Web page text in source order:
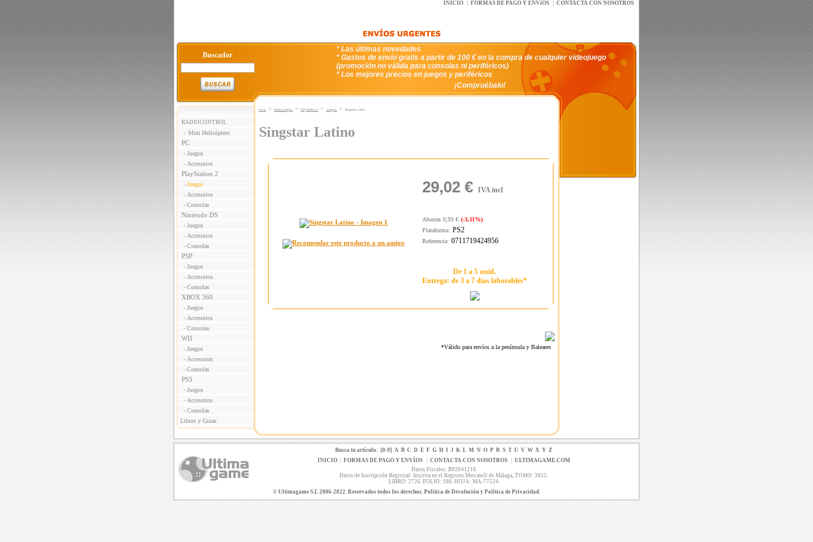
INICIO FORMAS DE PAGO Y ENVíOS CONTACTA CON NOSOTROS
Buscador
* Las últimas novedades
* Gastos de envío gratis a partir de 100 € en la compra de cualquier videojuego
(promoción no válida para consolas ni periféricos)
* Los mejores precios en juegos y periféricos
¡Compruébalo!
RADIOCONTROL
- Mini Helicóptero
PC
- Juegos
- Accesorios
PlayStation 2
- Juegos
- Accesorios
- Consolas
Nintendo DS
- Juegos
- Accesorios
- Consolas
PSP
- Juegos
- Accesorios
- Consolas
XBOX 360
- Juegos
- Accesorios
- Consolas
WII
- Juegos
- Accesorios
- Consolas
PS3
- Juegos
- Accesorios
- Consolas
Libros y Guias
Inicio > VideoJuegos > PlayStation 2 > Juegos > Singstar Latino
Singstar Latino
29,02 € IVA incl
Ahorras 0,93 € (-3,11%)
Plataforma: PS2
Referencia: 0711719424956
De 1 a 5 unid.
Entrega: de 3 a 7 días laborables*
*Válido para envíos a la península y Baleares
Busca tu artículo: [0-9] A B C D E F G H I J K L M N O P R S T U V W X Y Z
INICIO| FORMAS DE PAGO Y ENVÍOS| CONTACTA CON NOSOTROS| ULTIMAGAME.COM
Datos Fiscales: B92641216
Datos de Inscripción Registral: Inscrita en el Registro Mercantíl de Málaga, TOMO: 3815.
LIBRO: 2726. FOLIO: 180. HOJA: MA-77524.
© Ultimagame S.L 2006-2022. Reservados todos los derechos. Política de Devolución y Política de Privacidad.